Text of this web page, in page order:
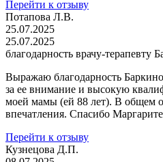
Перейти к отзыву
Потапова Л.В.
25.07.2025
25.07.2025
благодарность врачу-терапевту
Выражаю благодарность
за ее внимание и высокую
моей мамы (ей 88 лет). В общем
впечатления. Спасибо
Перейти к отзыву
Кузнецова Д.П.